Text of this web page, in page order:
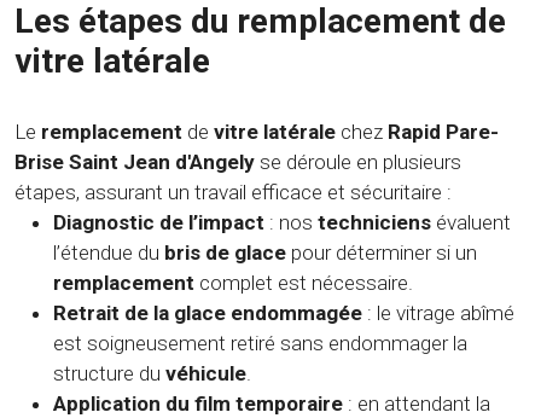
Les étapes du remplacement de
vitre latérale
Le remplacement de vitre latérale chez Rapid Pare-
Brise Saint Jean d'Angely se déroule en plusieurs
étapes, assurant un travail efficace et sécuritaire :
Diagnostic de l’impact : nos techniciens évaluent
l’étendue du bris de glace pour déterminer si un
remplacement complet est nécessaire.
Retrait de la glace endommagée : le vitrage abîmé
est soigneusement retiré sans endommager la
structure du véhicule.
Application du film temporaire : en attendant la